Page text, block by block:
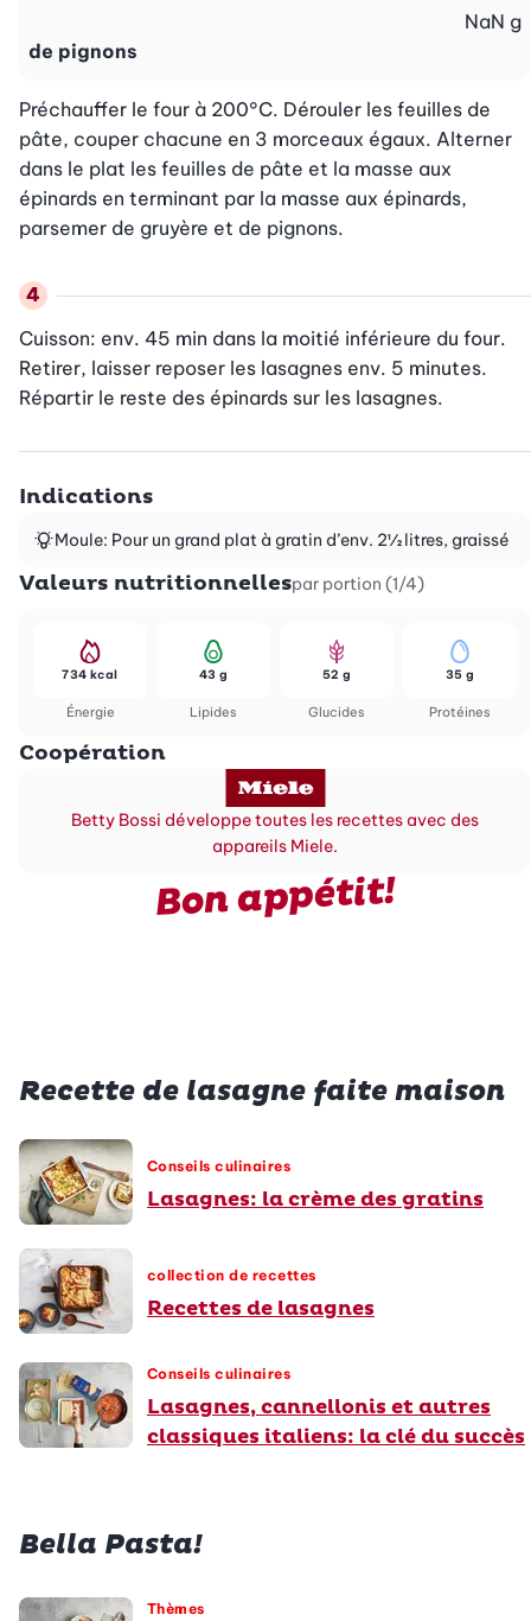
de pignons
NaN g
Préchauffer le four à 200°C. Dérouler les feuilles de
pâte, couper chacune en 3 morceaux égaux. Alterner
dans le plat les feuilles de pâte et la masse aux
épinards en terminant par la masse aux épinards,
parsemer de gruyère et de pignons.
Cuisson: env. 45 min dans la moitié inférieure du four.
Retirer, laisser reposer les lasagnes env. 5 minutes.
Répartir le reste des épinards sur les lasagnes.
Indications
Moule: Pour un grand plat à gratin d’env. 2½ litres, graissé
Valeurs nutritionnellespar portion (1/4)
Énergie
734 kcal
Lipides
43 g
Glucides
52 g
Protéines
35 g
Coopération
Betty Bossi développe toutes les recettes avec des
appareils Miele.
Bon appétit!
Recette de lasagne faite maison
Conseils culinaires
Lasagnes: la crème des gratins
collection de recettes
Recettes de lasagnes
Conseils culinaires
Lasagnes, cannellonis et autres
classiques italiens: la clé du succès
Bella Pasta!
Thèmes